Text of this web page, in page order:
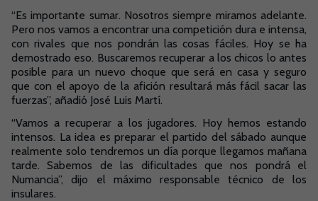
“Es importante sumar. Nosotros siempre miramos adelante.
Pero nos vamos a encontrar una competición dura e intensa,
con rivales que nos pondrán las cosas fáciles. Hoy se ha
demostrado eso. Buscaremos recuperar a los chicos lo antes
posible para un nuevo choque que será en casa y seguro
que con el apoyo de la afición resultará más fácil sacar las
fuerzas”, añadió José Luis Martí.
“Vamos a recuperar a los jugadores. Hoy hemos estando
intensos. La idea es preparar el partido del sábado aunque
realmente solo tendremos un día porque llegamos mañana
tarde. Sabemos de las dificultades que nos pondrá el
Numancia”, dijo el máximo responsable técnico de los
insulares.